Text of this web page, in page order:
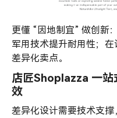
更懂 “因地制宜” 做创新
军用技术提升耐用性；
差异化卖点。
店匠Shoplazza 一站
效
差异化设计需要技术支